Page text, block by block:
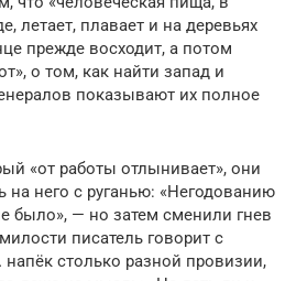
летает, плавает и на деревьях
прежде восходит, а потом
о том, как найти запад и
показывают их полное
«от работы отлынивает», они
на него с руганью: «Негодованию
было», — но затем сменили гнев
писатель говорит с
напёк столько разной провизии,